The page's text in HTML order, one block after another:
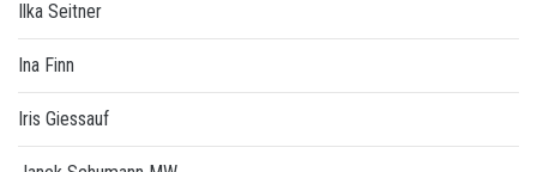
Ilka Seitner
Ina Finn
Iris Giessauf